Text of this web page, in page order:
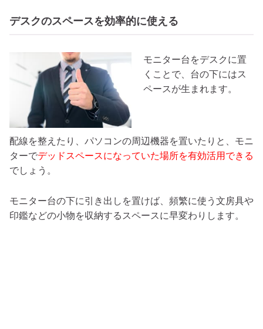
デスクのスペースを効率的に使える
モニター台をデスクに置
くことで、台の下にはス
ペースが生まれます。
配線を整えたり、パソコンの周辺機器を置いたりと、モニ
ターでデッドスペースになっていた場所を有効活用できる
でしょう。
モニター台の下に引き出しを置けば、頻繁に使う文房具や
印鑑などの小物を収納するスペースに早変わりします。